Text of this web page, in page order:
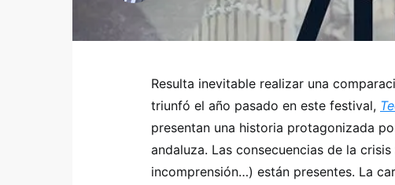
Resulta inevitable realizar una
triunfó el año pasado en este festival,
presentan una historia protagonizada
andaluza. Las consecuencias de la
incomprensión…) están presentes. La